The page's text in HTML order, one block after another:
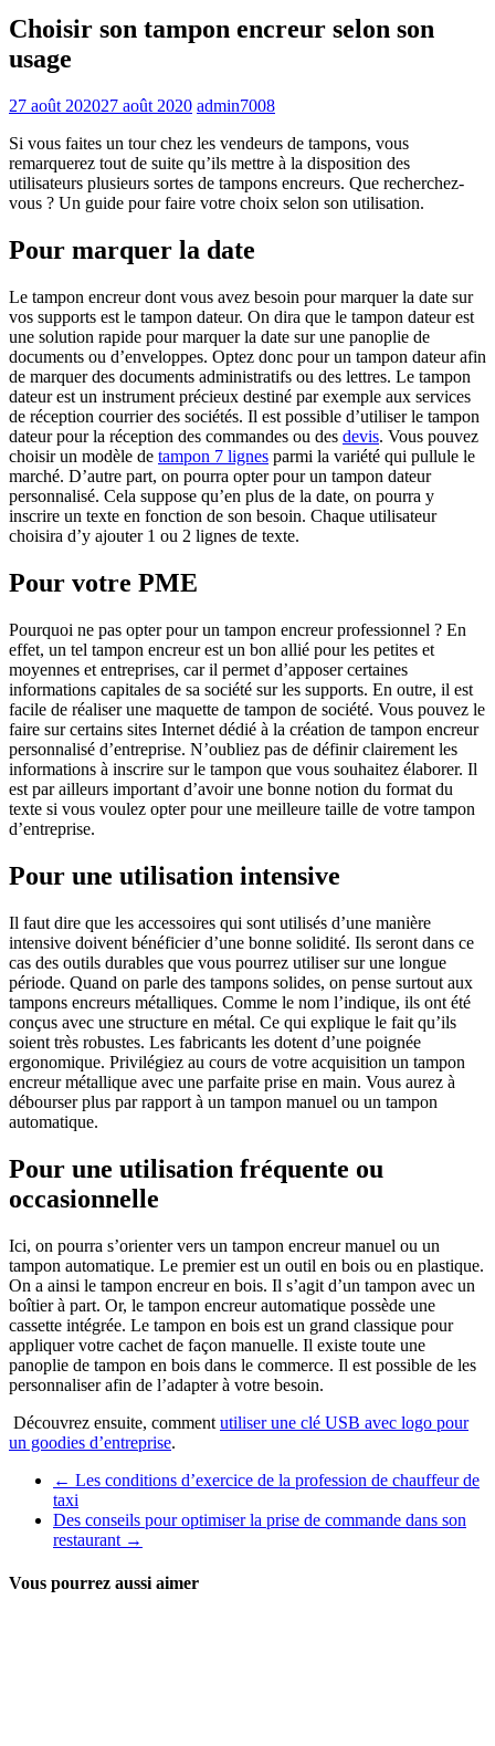
Choisir son tampon encreur selon son
usage
27 août 202027 août 2020 admin7008
Si vous faites un tour chez les vendeurs de tampons, vous
remarquerez tout de suite qu’ils mettre à la disposition des
utilisateurs plusieurs sortes de tampons encreurs. Que recherchez-
vous ? Un guide pour faire votre choix selon son utilisation.
Pour marquer la date
Le tampon encreur dont vous avez besoin pour marquer la date sur
vos supports est le tampon dateur. On dira que le tampon dateur est
une solution rapide pour marquer la date sur une panoplie de
documents ou d’enveloppes. Optez donc pour un tampon dateur afin
de marquer des documents administratifs ou des lettres. Le tampon
dateur est un instrument précieux destiné par exemple aux services
de réception courrier des sociétés. Il est possible d’utiliser le tampon
dateur pour la réception des commandes ou des devis. Vous pouvez
choisir un modèle de tampon 7 lignes parmi la variété qui pullule le
marché. D’autre part, on pourra opter pour un tampon dateur
personnalisé. Cela suppose qu’en plus de la date, on pourra y
inscrire un texte en fonction de son besoin. Chaque utilisateur
choisira d’y ajouter 1 ou 2 lignes de texte.
Pour votre PME
Pourquoi ne pas opter pour un tampon encreur professionnel ? En
effet, un tel tampon encreur est un bon allié pour les petites et
moyennes et entreprises, car il permet d’apposer certaines
informations capitales de sa société sur les supports. En outre, il est
facile de réaliser une maquette de tampon de société. Vous pouvez le
faire sur certains sites Internet dédié à la création de tampon encreur
personnalisé d’entreprise. N’oubliez pas de définir clairement les
informations à inscrire sur le tampon que vous souhaitez élaborer. Il
est par ailleurs important d’avoir une bonne notion du format du
texte si vous voulez opter pour une meilleure taille de votre tampon
d’entreprise.
Pour une utilisation intensive
Il faut dire que les accessoires qui sont utilisés d’une manière
intensive doivent bénéficier d’une bonne solidité. Ils seront dans ce
cas des outils durables que vous pourrez utiliser sur une longue
période. Quand on parle des tampons solides, on pense surtout aux
tampons encreurs métalliques. Comme le nom l’indique, ils ont été
conçus avec une structure en métal. Ce qui explique le fait qu’ils
soient très robustes. Les fabricants les dotent d’une poignée
ergonomique. Privilégiez au cours de votre acquisition un tampon
encreur métallique avec une parfaite prise en main. Vous aurez à
débourser plus par rapport à un tampon manuel ou un tampon
automatique.
Pour une utilisation fréquente ou
occasionnelle
Ici, on pourra s’orienter vers un tampon encreur manuel ou un
tampon automatique. Le premier est un outil en bois ou en plastique.
On a ainsi le tampon encreur en bois. Il s’agit d’un tampon avec un
boîtier à part. Or, le tampon encreur automatique possède une
cassette intégrée. Le tampon en bois est un grand classique pour
appliquer votre cachet de façon manuelle. Il existe toute une
panoplie de tampon en bois dans le commerce. Il est possible de les
personnaliser afin de l’adapter à votre besoin.
Découvrez ensuite, comment utiliser une clé USB avec logo pour
un goodies d’entreprise.
← Les conditions d’exercice de la profession de chauffeur de
taxi
Des conseils pour optimiser la prise de commande dans son
restaurant →
Vous pourrez aussi aimer